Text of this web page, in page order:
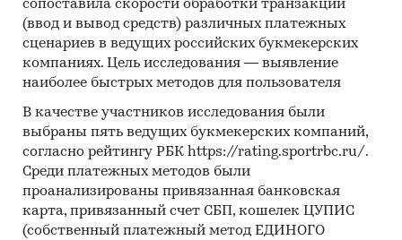
ценовая политика, корреляция цен при
поставках как на внутренний, так и на
внешний рынок.
Россия
Фанера
сопоставила скорости обработки транзакций
(ввод и вывод средств) различных платежных
сценариев в ведущих российских букмекерских
компаниях. Цель исследования — выявление
наиболее быстрых методов для пользователя
В качестве участников исследования были
выбраны пять ведущих букмекерских компаний,
согласно рейтингу РБК https://rating.sportrbc.ru/.
Среди платежных методов были
проанализированы привязанная банковская
карта, привязанный счет СБП, кошелек ЦУПИС
(собственный платежный метод ЕДИНОГО